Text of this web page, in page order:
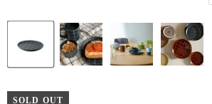
SOLD OUT